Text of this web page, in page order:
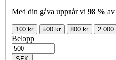
Med din gåva uppnår vi 98 % av
100 kr 500 kr 800 kr 2 000
Belopp